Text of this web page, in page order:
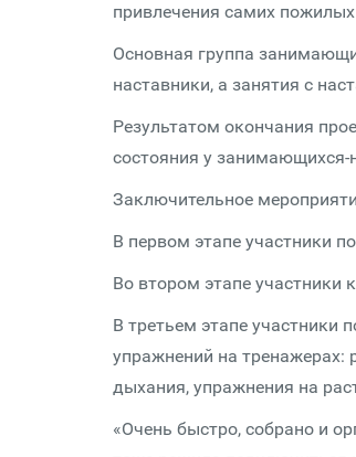
привлечения самих
Основная группа
наставники, а занятия с
Результатом окончания
состояния у занимающихся-
Заключительное
В первом этапе участники
Во втором этапе участники
В третьем этапе участники
упражнений на тренажерах:
дыхания, упражнения на
«Очень быстро, собрано и